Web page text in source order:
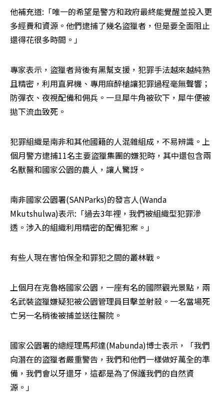
他補充道:「唯一的希望是警方和政府最終能覺醒並投入更
多經費和資源。他們逮捕了幾名盜獵者，但是要全面阻止
還得花很多時間。」
專家表示，盜獵者背後有黑幫支援，犯罪手法越來越純熟
且精密，利用直昇機、專用麻醉槍讓犯罪過程毫無聲響；
防彈衣、夜視配備和佣兵。一旦犀牛角被砍下，犀牛便被
拋下流血致死。
犯罪組織是南非和其他國籍的人混雜組成，不易辨識。上
個月警方逮捕11名主要盜獵集團的嫌犯時，其中還包含兩
名獸醫和國家公園的農人，讓人驚訝。
南非國家公園署(SANParks)的發言人(Wanda
Mkutshulwa)表示:「過去3年裡，我們被組織型犯罪滲
透。涉入的組織利用精密的配備犯案。」
有些人現在害怕保全和罪犯之間的叢林戰。
上個月在克魯格國家公園，一座有名的國際觀光景點，兩
名武裝盜獵嫌疑犯被公園管理員目擊並射殺。一名當場死
亡另一名稍後被捕並送往醫院。
國家公園署的總經理馬邦達(Mabunda)博士表示，「我們
向潛在的盜獵者嚴重警告，我們和他們一樣做好萬全的準
備，我們會以牙還牙，這都是為了保護我們的自然資
源。」